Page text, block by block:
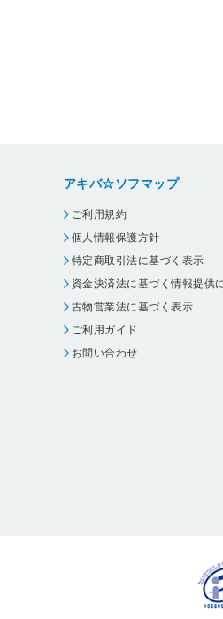
アキバ☆ソフマップ
ご利用規約
個人情報保護方針
特定商取引法に基づく表示
資金決済法に基づく情報提供
古物営業法に基づく表示
ご利用ガイド
お問い合わせ